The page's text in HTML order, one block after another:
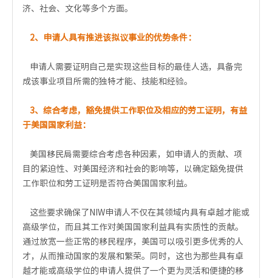
济、社会、文化等多个方面。
2、申请人具有推进该拟议事业的优势条件：
申请人需要证明自己是实现这些目标的最佳人选，具备完
成该事业项目所需的独特才能、技能和经验。
3、综合考虑，豁免提供工作职位及相应的劳工证明，有益
于美国国家利益：
美国移民局需要综合考虑各种因素，如申请人的贡献、项
目的紧迫性、对美国经济和社会的影响等，以确定豁免提供
工作职位和劳工证明是否符合美国国家利益。
这些要求确保了NIW申请人不仅在其领域内具有卓越才能或
高级学位，而且其工作对美国国家利益具有实质性的贡献。
通过放宽一些正常的移民程序，美国可以吸引更多优秀的人
才，从而推动国家的发展和繁荣。同时，这也为那些具有卓
越才能或高级学位的申请人提供了一个更为灵活和便捷的移